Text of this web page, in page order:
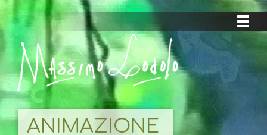
ANIMAZIONE